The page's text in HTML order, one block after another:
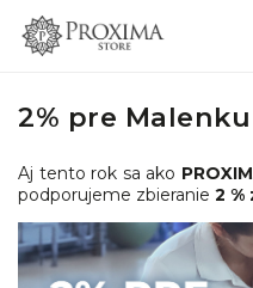
2% pre Malenku
Aj tento rok sa ako
podporujeme zbieranie 2 %